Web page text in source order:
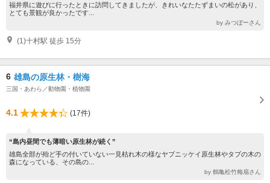
福井県に遊びに行ったときに訪問してきましたが、きれいなたたずまいの松があり、
とても景観が良かったです...
by みつぼーさん
(1)十村駅 徒歩 15分
6 雄島の原生林・樹海
三国・あわら／動物園・植物園
4.1 (17件)
“島内昼間でも薄暗い原生林が続く”
雄島全部が殆ど手の付いていない一見枯れ木の様なヤブニッケイ原生林やタブの木の
森になっている、その島の...
by 鶴亀松竹梅扇さん